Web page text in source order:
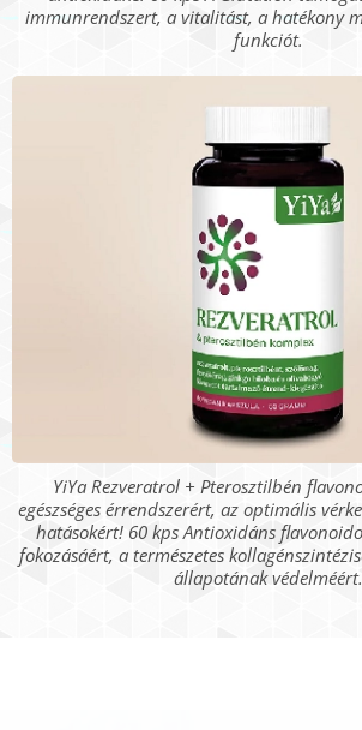
immunrendszert, a vitalitást, a hatékony
funkciót.
YiYa Rezveratrol + Pterosztilbén
egészséges érrendszerért, az optimális
hatásokért! 60 kps Antioxidáns
fokozásáért, a természetes
állapotának védelméért.